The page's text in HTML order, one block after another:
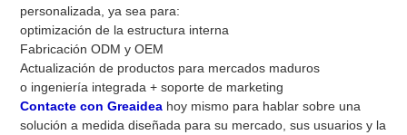
personalizada, ya sea para:
optimización de la estructura interna
Fabricación ODM y OEM
Actualización de productos para mercados maduros
o ingeniería integrada + soporte de marketing
Contacte con Greaidea hoy mismo para hablar sobre una
solución a medida diseñada para su mercado, sus usuarios y la